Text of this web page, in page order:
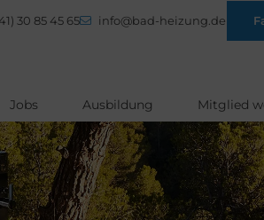
30 85 45 65 info@bad-heizung.de
Jobs Ausbildung Mitglied